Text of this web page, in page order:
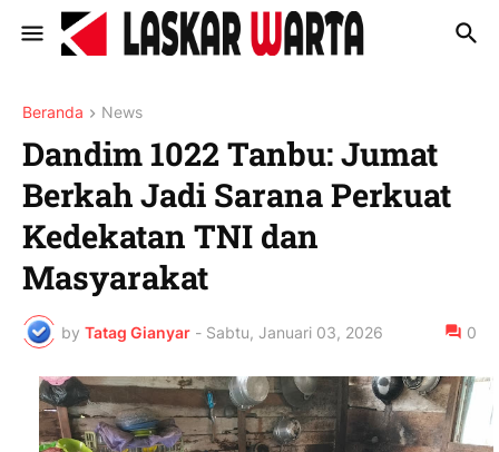
Beranda News
Dandim 1022 Tanbu: Jumat
Berkah Jadi Sarana Perkuat
Kedekatan TNI dan
Masyarakat
by Tatag Gianyar - Sabtu, Januari 03, 2026 0